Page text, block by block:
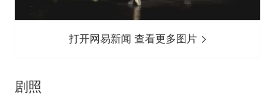
打开网易新闻 查看更多图片
剧照